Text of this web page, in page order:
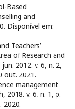
Based
and
Disponível em: .
Teachers’
of Research and
2012. v. 6, n. 2,
out. 2021.
management
2018. v. 6, n. 1, p.
2020.